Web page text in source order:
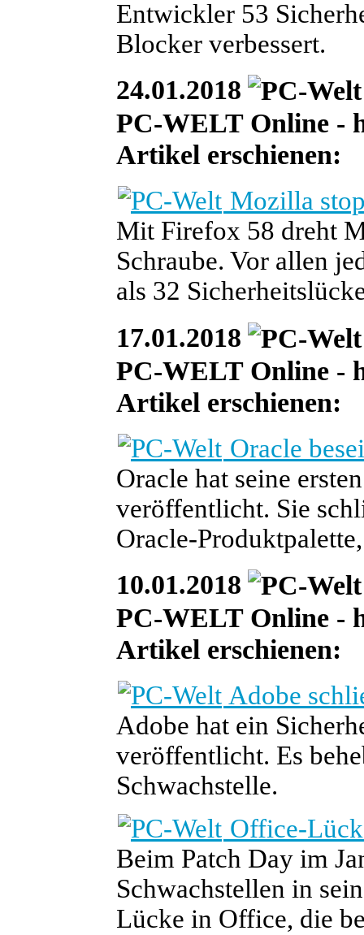
Entwickler 53
Blocker verbessert.
24.01.2018
PC-WELT Online -
Artikel erschienen:
Mozilla
Mit Firefox 58 dreht
Schraube. Vor allen
als 32
17.01.2018
PC-WELT Online -
Artikel erschienen:
Oracle
Oracle hat seine
veröffentlicht. Sie
Oracle-
10.01.2018
PC-WELT Online -
Artikel erschienen:
Adobe
Adobe hat ein
veröffentlicht. Es
Schwachstelle.
Office-
Beim Patch Day im
Schwachstellen in
Lücke in Office, die